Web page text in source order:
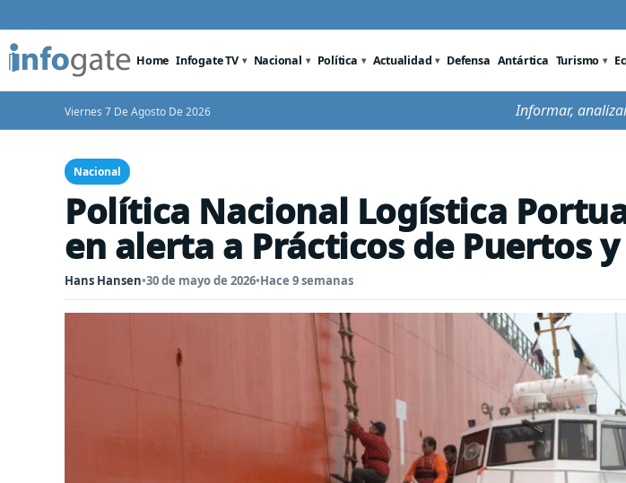
Home Infogate TV Nacional Política Actualidad Defensa Antártica Turismo
Viernes 7 De Agosto De 2026 Informar,
Nacional
Política Nacional Logística
en alerta a Prácticos de Puertos y
Hans Hansen•30 de mayo de 2026•Hace 9 semanas